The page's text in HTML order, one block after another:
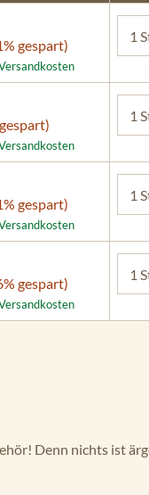
gespart)
gespart)
gespart)
Denn nichts ist